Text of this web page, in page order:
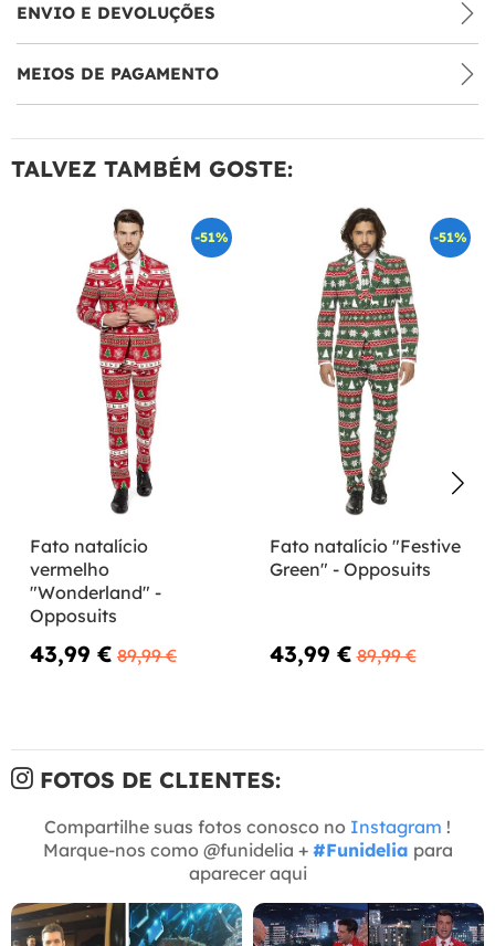
ENVIO E DEVOLUÇÕES
MEIOS DE PAGAMENTO
TALVEZ TAMBÉM GOSTE:
-51%
Fato natalício
vermelho
"Wonderland" -
Opposuits
43,99 € 89,99 €
-51%
Fato natalício "Festive
Green" - Opposuits
43,99 € 89,99 €
FOTOS DE CLIENTES:
Compartilhe suas fotos conosco no Instagram !
Marque-nos como @funidelia + #Funidelia para
aparecer aqui